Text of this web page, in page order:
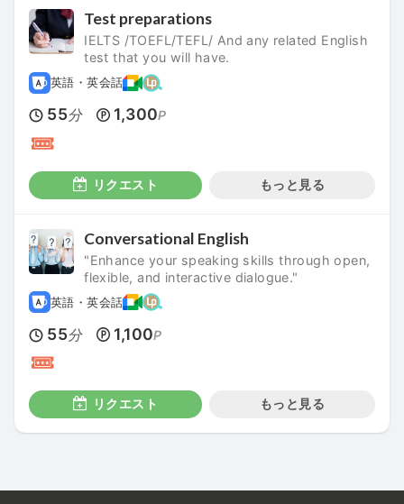
Test preparations
IELTS /TOEFL/TEFL/ And any related English
test that you will have.
英語・英会話
55分 1,300P
リクエスト もっと見る
Conversational English
"Enhance your speaking skills through open,
flexible, and interactive dialogue."
英語・英会話
55分 1,100P
リクエスト もっと見る